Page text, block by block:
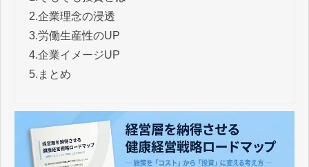
2.企業理念の浸透
3.労働生産性のUP
4.企業イメージUP
5. まとめ